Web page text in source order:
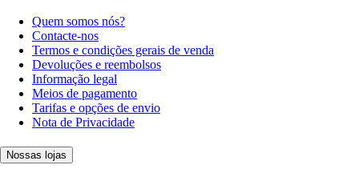
Quem somos nós?
Contacte-nos
Termos e condições gerais de venda
Devoluções e reembolsos
Informação legal
Meios de pagamento
Tarifas e opções de envio
Nota de Privacidade
Nossas lojas